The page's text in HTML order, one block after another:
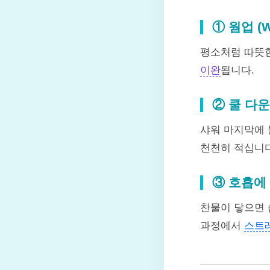
① 웜업
평소처럼 따뜻
이완됩니다.
② 쿨 다
샤워 마지막에
천천히 적십니
③ 호흡에
찬물이 닿으면
과정에서 스트